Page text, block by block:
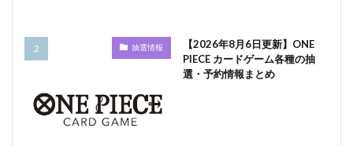
抽選情報
【2026年8月6日更新】ONE
PIECE カードゲーム各種の抽
選・予約情報まとめ